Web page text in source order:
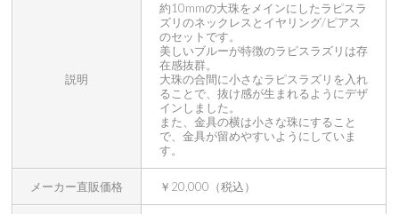
説明
約10mmの大珠をメインにしたラピスラ
ズリのネックレスとイヤリング/ピアス
のセットです。
美しいブルーが特徴のラピスラズリは存
在感抜群。
大珠の合間に小さなラピスラズリを入れ
ることで、抜け感が生まれるようにデザ
インしました。
また、金具の横は小さな珠にすること
で、金具が留めやすいようにしていま
す。
メーカー直販価格 ￥20,000（税込）